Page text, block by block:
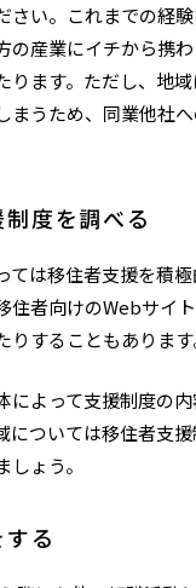
さい。これまでの経
の産業にイチから携
ります。ただし、地
まうため、同業他社
度を調べる
ては移住者支援を積
住者向けのWebサイ
りすることもあります
によって支援制度の
については移住者支
ょう。
る